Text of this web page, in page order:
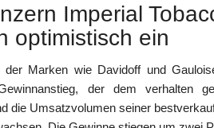
Imperial
optimistisch ein
der Marken wie Davidoff und
der dem verhalten
die Umsatzvolumen seiner